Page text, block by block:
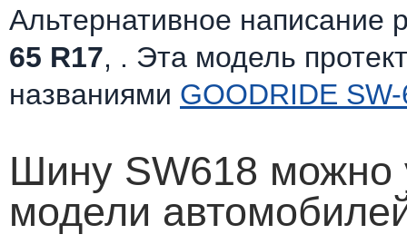
Альтернативное написание
65 R17, . Эта модель
названиями GOODRIDE
Шину SW618 можно
модели